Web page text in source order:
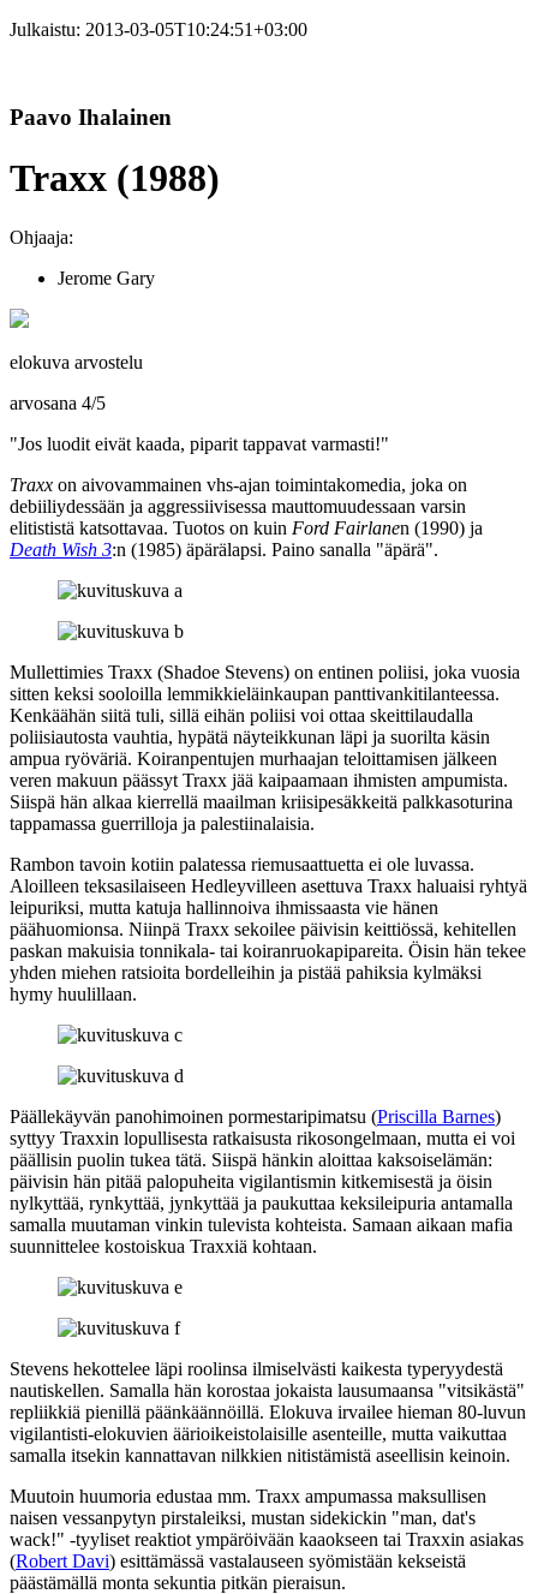
Julkaistu: 2013-03-05T10:24:51+03:00
Paavo Ihalainen
Traxx (1988)
Ohjaaja:
Jerome Gary
elokuva arvostelu
arvosana 4/5
"Jos luodit eivät kaada, piparit tappavat varmasti!"
Traxx on aivovammainen vhs‑ajan toimintakomedia, joka on
debiiliydessään ja aggressiivisessa mauttomuudessaan varsin
elitististä katsottavaa. Tuotos on kuin Ford Fairlanen (1990) ja
Death Wish 3:n (1985) äpärälapsi. Paino sanalla "äpärä".
Mullettimies Traxx (Shadoe Stevens) on entinen poliisi, joka vuosia
sitten keksi sooloilla lemmikkieläinkaupan panttivankitilanteessa.
Kenkäähän siitä tuli, sillä eihän poliisi voi ottaa skeittilaudalla
poliisiautosta vauhtia, hypätä näyteikkunan läpi ja suorilta käsin
ampua ryöväriä. Koiranpentujen murhaajan teloittamisen jälkeen
veren makuun päässyt Traxx jää kaipaamaan ihmisten ampumista.
Siispä hän alkaa kierrellä maailman kriisipesäkkeitä palkkasoturina
tappamassa guerrilloja ja palestiinalaisia.
Rambon tavoin kotiin palatessa riemusaattuetta ei ole luvassa.
Aloilleen teksasilaiseen Hedleyvilleen asettuva Traxx haluaisi ryhtyä
leipuriksi, mutta katuja hallinnoiva ihmissaasta vie hänen
päähuomionsa. Niinpä Traxx sekoilee päivisin keittiössä, kehitellen
paskan makuisia tonnikala‑ tai koiranruokapipareita. Öisin hän tekee
yhden miehen ratsioita bordelleihin ja pistää pahiksia kylmäksi
hymy huulillaan.
Päällekäyvän panohimoinen pormestaripimatsu (Priscilla Barnes)
syttyy Traxxin lopullisesta ratkaisusta rikosongelmaan, mutta ei voi
päällisin puolin tukea tätä. Siispä hänkin aloittaa kaksoiselämän:
päivisin hän pitää palopuheita vigilantismin kitkemisestä ja öisin
nylkyttää, rynkyttää, jynkyttää ja paukuttaa keksileipuria antamalla
samalla muutaman vinkin tulevista kohteista. Samaan aikaan mafia
suunnittelee kostoiskua Traxxiä kohtaan.
Stevens hekottelee läpi roolinsa ilmiselvästi kaikesta typeryydestä
nautiskellen. Samalla hän korostaa jokaista lausumaansa "vitsikästä"
repliikkiä pienillä päänkäännöillä. Elokuva irvailee hieman 80‑luvun
vigilantisti-elokuvien äärioikeistolaisille asenteille, mutta vaikuttaa
samalla itsekin kannattavan nilkkien nitistämistä aseellisin keinoin.
Muutoin huumoria edustaa mm. Traxx ampumassa maksullisen
naisen vessanpytyn pirstaleiksi, mustan sidekickin "man, dat's
wack!" ‑tyyliset reaktiot ympäröivään kaaokseen tai Traxxin asiakas
(Robert Davi) esittämässä vastalauseen syömistään kekseistä
päästämällä monta sekuntia pitkän pieraisun.